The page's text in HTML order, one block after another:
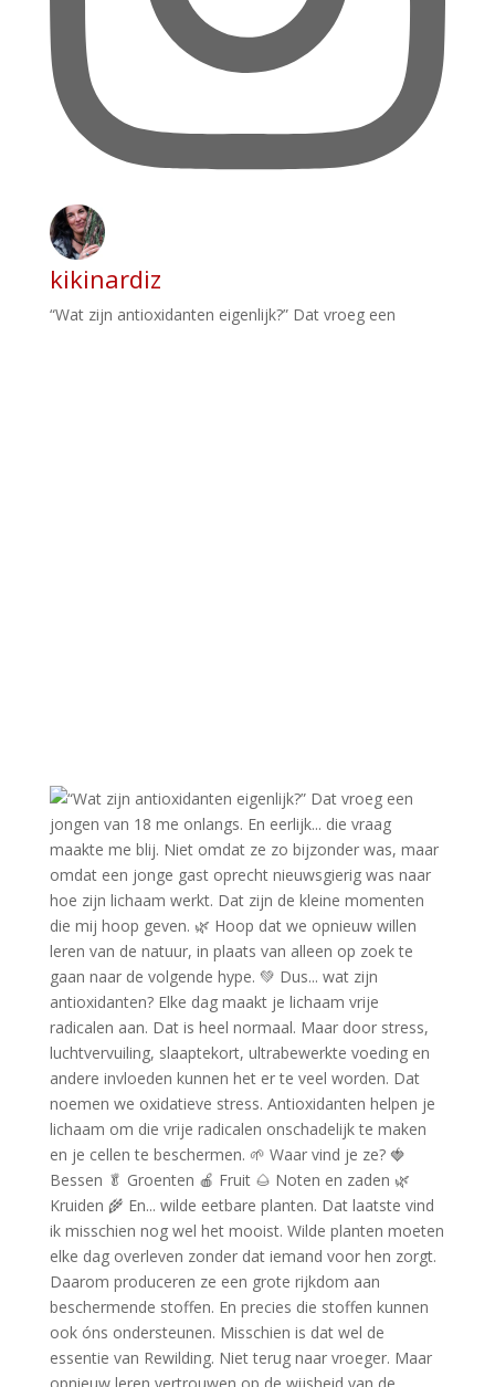
kikinardiz
“Wat zijn antioxidanten eigenlijk?” Dat vroeg een